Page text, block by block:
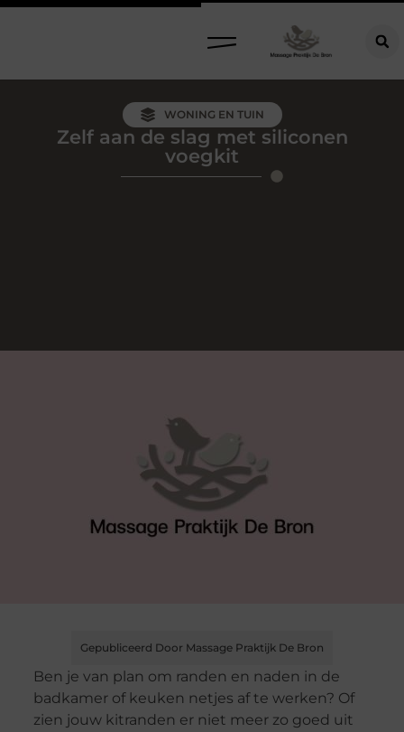
WONING EN TUIN
Zelf aan de slag met siliconen
voegkit
Gepubliceerd Door Massage Praktijk De Bron
Ben je van plan om randen en naden in de
badkamer of keuken netjes af te werken? Of
zien jouw kitranden er niet meer zo goed uit